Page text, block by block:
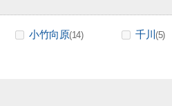
小竹向原(14) 千川(5)